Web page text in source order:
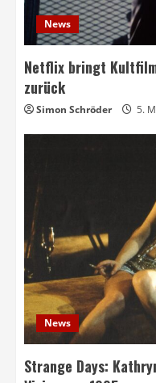
News
Netflix bringt
zurück
Simon Schröder 5.
News
Strange Days: